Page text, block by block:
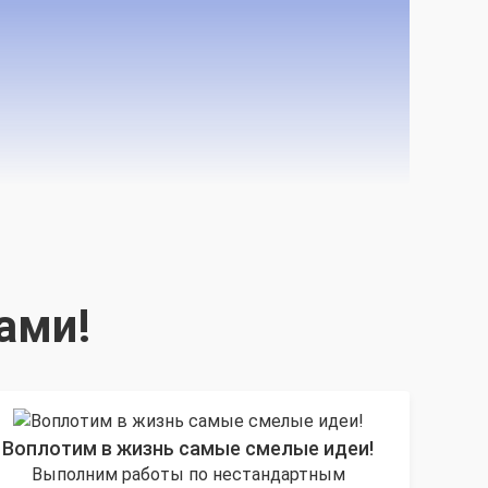
Воплотим в жизнь самые смелые идеи!
Выполним работы по нестандартным